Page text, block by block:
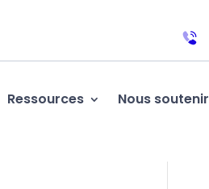
Ressources Nous soutenir